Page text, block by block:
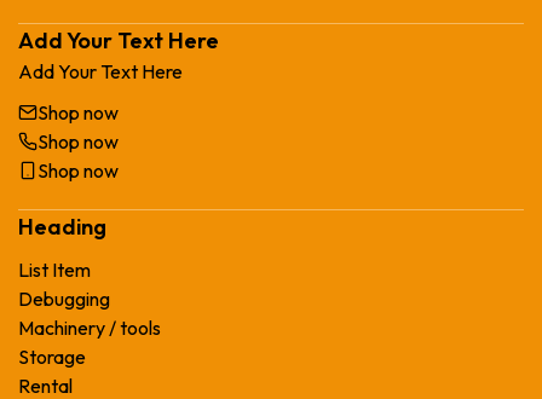
Add Your Text Here
Add Your Text Here
Shop now
Shop now
Shop now
Heading
List Item
Debugging
Machinery / tools
Storage
Rental